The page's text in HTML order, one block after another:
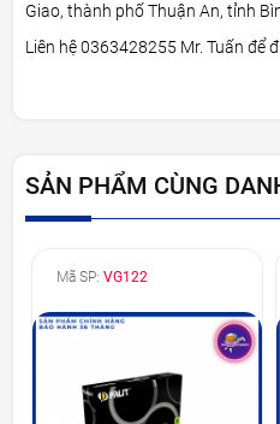
Giao, thành phố Thuận An, tỉnh
Liên hệ 0363428255 Mr. Tuấn để
SẢN PHẨM CÙNG
Mã SP: VG122